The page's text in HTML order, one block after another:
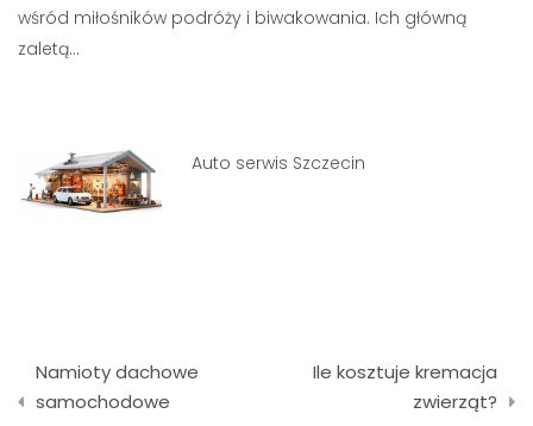
wśród miłośników podróży i biwakowania. Ich główną
zaletą…
Auto serwis Szczecin
Nawigacja
wpisu
Namioty dachowe
samochodowe
Ile kosztuje kremacja
zwierząt?